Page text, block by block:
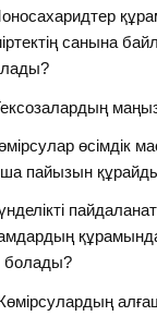
санына
өсімдік
пайызын
болады?